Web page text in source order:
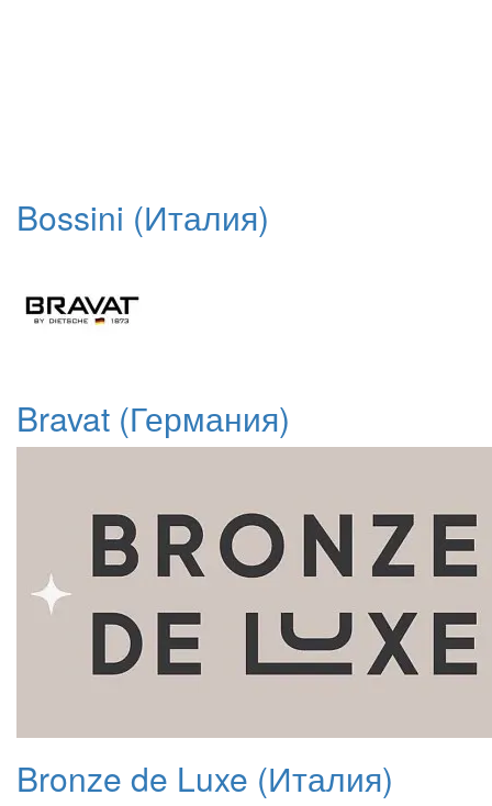
Bossini (Италия)
Bravat (Германия)
Bronze de Luxe (Италия)